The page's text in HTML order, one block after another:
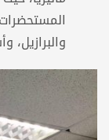
والبرازيل،